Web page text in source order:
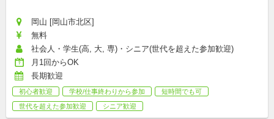
岡山 [岡山市北区]
無料
社会人・学生(高, 大, 専)・シニア(世代を超えた参加歓迎)
月1回からOK
長期歓迎
初心者歓迎 学校/仕事終わりから参加
短時間でも可
世代を超えた参加歓迎
シニア歓迎